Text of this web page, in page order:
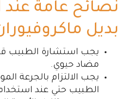
نصائح عامة عند
بديل
يجب استشارة الطبيب
مضاد حيوي.
يجب الالتزام بالجرعة
الطبيب حتي عند